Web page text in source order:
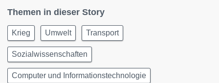
Themen in dieser Story
Krieg Umwelt Transport
Sozialwissenschaften
Computer und Informationstechnologie